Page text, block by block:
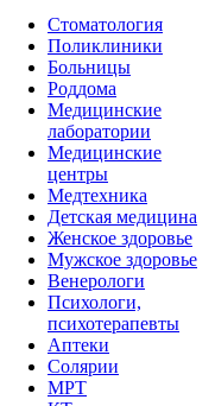
Стоматология
Поликлиники
Больницы
Роддома
Медицинские
лаборатории
Медицинские
центры
Медтехника
Детская медицина
Женское здоровье
Мужское здоровье
Венерологи
Психологи,
психотерапевты
Аптеки
Солярии
МРТ